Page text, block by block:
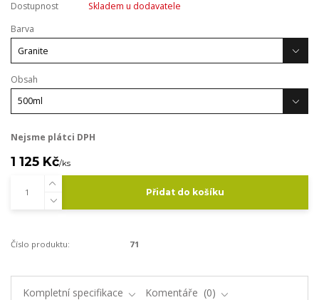
Dostupnost
Skladem u dodavatele
Barva
Obsah
Nejsme plátci DPH
1 125 Kč/ks
Přidat do košíku
Číslo produktu: 71
Kompletní specifikace Komentáře
0